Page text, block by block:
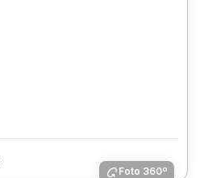
Foto 360º